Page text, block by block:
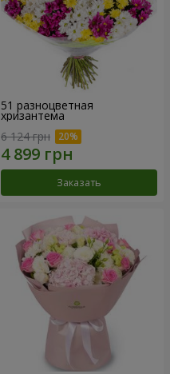
51 разноцветная
хризантема
6 124 грн
Заказать